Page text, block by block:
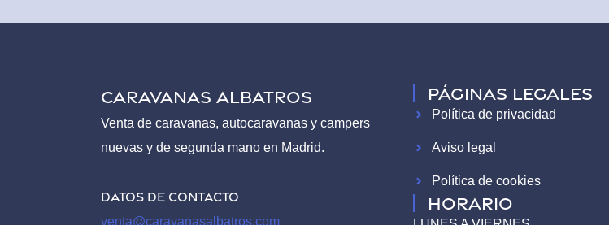
CARAVANAS ALBATROS
Venta de caravanas, autocaravanas y campers
nuevas y de segunda mano en Madrid.
Datos de contacto
venta@caravanasalbatros.com
Páginas legales
Política de privacidad
Aviso legal
Política de cookies
HORARIO